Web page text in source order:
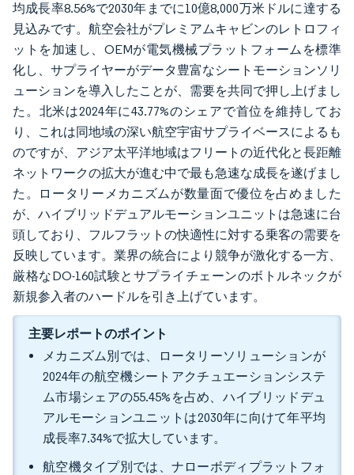
均成長率8.56%で2030年までに10億8,000万米ドルに達する
見込みです。航空会社がプレミアムキャビンのレトロフィ
ットを加速し、OEMが電気機械プラットフォームを標準
化し、サプライヤーがデータ豊富なシートモーションソリ
ューションを導入したことが、需要を共同で押し上げまし
た。北米は2024年に43.77%のシェアで首位を維持してお
り、これは同地域の深い航空宇宙サプライベースによるも
のですが、アジア太平洋地域はフリートの近代化と長距離
ネットワークの拡大が進む中で最も急速な成長を遂げまし
た。ロータリーメカニズムが数量面で優位を占めました
が、ハイブリッドデュアルモーションユニットは急速に台
頭しており、フルフラットの快適性に対する乗客の需要を
反映しています。業界の統合により競争が激化する一方、
厳格なDO-160試験とサプライチェーンのボトルネックが
新規参入者のハードルを引き上げています。
主要レポートのポイント
メカニズム別では、ロータリーソリューションが
2024年の航空機シートアクチュエーションシステ
ム市場シェアの55.45%を占め、ハイブリッドデュ
アルモーションユニットは2030年に向けて年平均
成長率7.34%で拡大しています。
航空機タイプ別では、ナローボディプラットフォ